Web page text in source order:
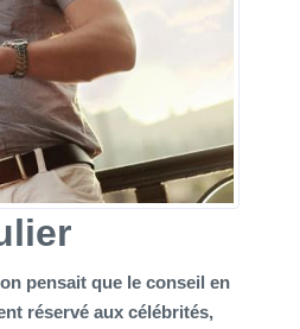
pensait que le conseil en
réservé aux célébrités,